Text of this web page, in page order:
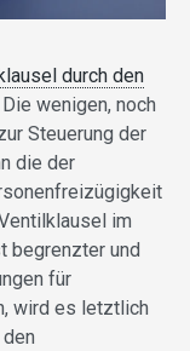
durch den
wenigen, noch
Steuerung der
die der
im
begrenzter und
für
wird es letztlich